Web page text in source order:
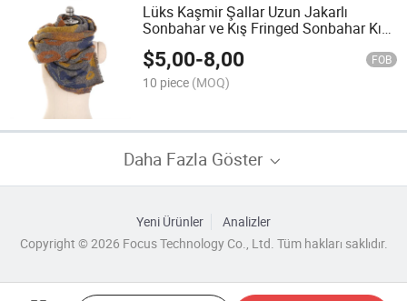
Lüks Kaşmir Şallar Uzun Jakarlı
Sonbahar ve Kış Fringed Sonbahar Kış
Sıcak Kalın Şal Kadınlar için
$5,00-8,00 FOB
10 piece (MOQ)
Daha Fazla Göster
Yeni Ürünler
Analizler
Copyright © 2026 Focus Technology Co., Ltd. Tüm hakları saklıdır.